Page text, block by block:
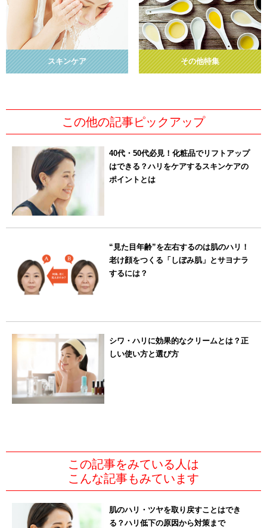
スキンケア その他特集
この他の記事ピックアップ
40代・50代必見！化粧品でリフトアップ
はできる？ハリをケアするスキンケアの
ポイントとは
“見た目年齢”を左右するのは肌のハリ！
老け顔をつくる「しぼみ肌」とサヨナラ
するには？
シワ・ハリに効果的なクリームとは？正
しい使い方と選び方
この記事をみている人は
こんな記事もみています
肌のハリ・ツヤを取り戻すことはでき
る？ハリ低下の原因から対策まで